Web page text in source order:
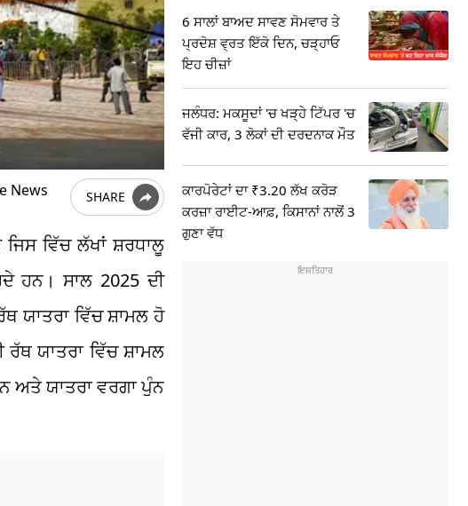
SHARE
ਵਿੱਚ ਲੱਖਾਂ ਸ਼ਰਧਾਲੂ
ਹਨ। ਸਾਲ 2025 ਦੀ
ਯਾਤਰਾ ਵਿੱਚ ਸ਼ਾਮਲ ਹੋ
ਯਾਤਰਾ ਵਿੱਚ ਸ਼ਾਮਲ
ਅਤੇ ਯਾਤਰਾ ਵਰਗਾ ਪੁੰਨ
6 ਸਾਲਾਂ ਬਾਅਦ ਸਾਵਣ ਸੋਮਵਾਰ ਤੇ
ਪ੍ਰਦੋਸ਼ ਵ੍ਰਤ ਇੱਕੋ ਦਿਨ, ਚੜ੍ਹਾਓ
ਇਹ ਚੀਜ਼ਾਂ
ਜਲੰਧਰ: ਮਕਸੂਦਾਂ 'ਚ ਖੜ੍ਹੇ ਟਿੱਪਰ 'ਚ
ਵੱਜੀ ਕਾਰ, 3 ਲੋਕਾਂ ਦੀ ਦਰਦਨਾਕ ਮੌਤ
ਕਾਰਪੋਰੇਟਾਂ ਦਾ ₹3.20 ਲੱਖ ਕਰੋੜ
ਕਰਜ਼ਾ ਰਾਈਟ-ਆਫ਼, ਕਿਸਾਨਾਂ ਨਾਲੋਂ 3
ਗੁਣਾ ਵੱਧ